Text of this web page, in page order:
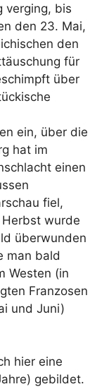
verging, bis
den 23. Mai,
den
für
über
ein, über die
hat im
einen
fiel,
wurde
überwunden
man bald
Westen (in
Franzosen
und Juni)
hier eine
gebildet.